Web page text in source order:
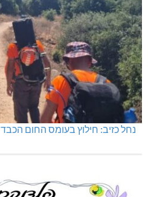
נחל כזיב: חילוץ בעומס החום הכבד